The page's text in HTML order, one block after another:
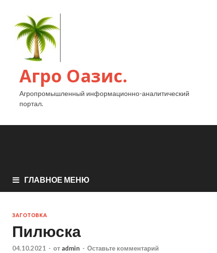
Агро Оазис.
Агропромышленный информационно-аналитический
портал.
ГЛАВНОЕ МЕНЮ
ЗАГОТОВКА
Пилюска
04.10.2021 - от admin - Оставьте комментарий